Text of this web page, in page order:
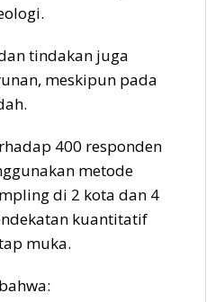
tindakan juga
meskipun pada
400 responden
metode
di 2 kota dan 4
kuantitatif
muka.